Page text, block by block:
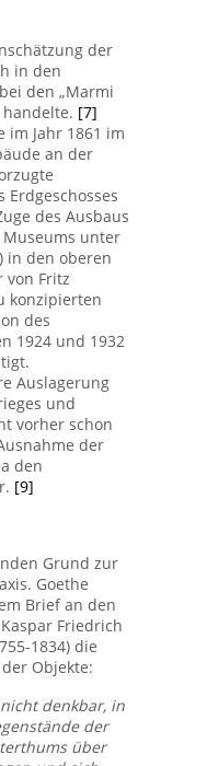
der
in den
den „Marmi
[7]
im Jahr 1861 im
an der
des Ausbaus
unter
in den oberen
von Fritz
konzipierten
des
1924 und 1932
Auslagerung
und
vorher schon
der
den
[9]
Grund zur
Goethe
Brief an den
Friedrich
1834) die
Objekte:
denkbar, in
der
über